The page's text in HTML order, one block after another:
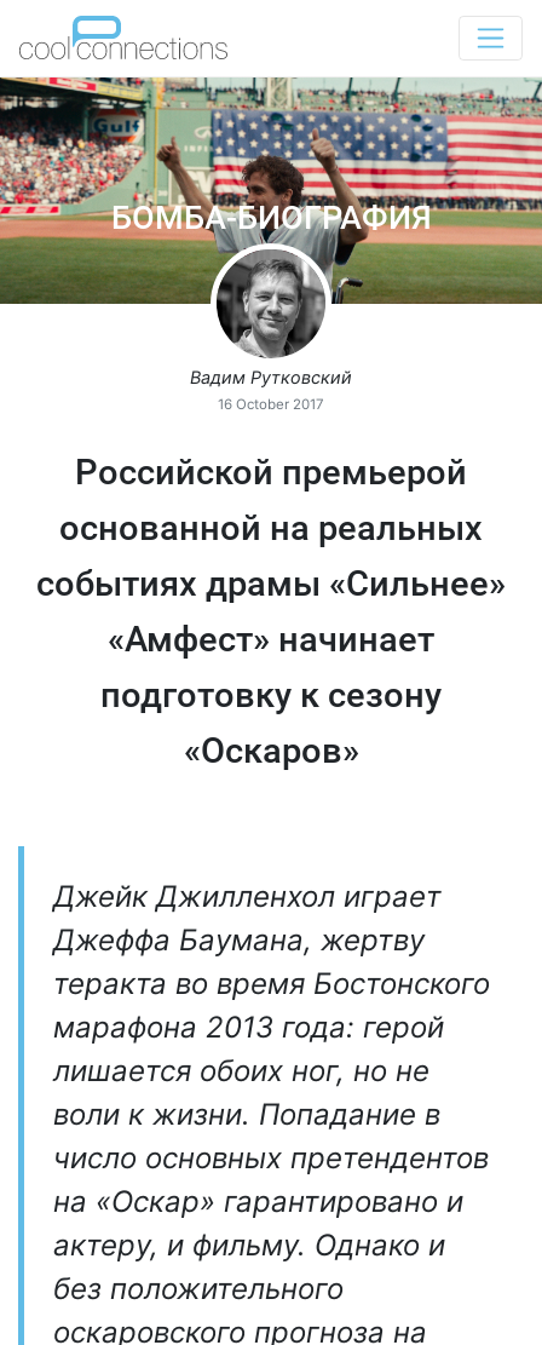
БОМБА-БИОГРАФИЯ
Вадим Рутковский
16 October 2017
Российской премьерой
основанной на реальных
событиях драмы «Сильнее»
«Амфест» начинает
подготовку к сезону
«Оскаров»
Джейк Джилленхол играет
Джеффа Баумана, жертву
теракта во время Бостонского
марафона 2013 года: герой
лишается обоих ног, но не
воли к жизни. Попадание в
число основных претендентов
на «Оскар» гарантировано и
актеру, и фильму. Однако и
без положительного
оскаровского прогноза на